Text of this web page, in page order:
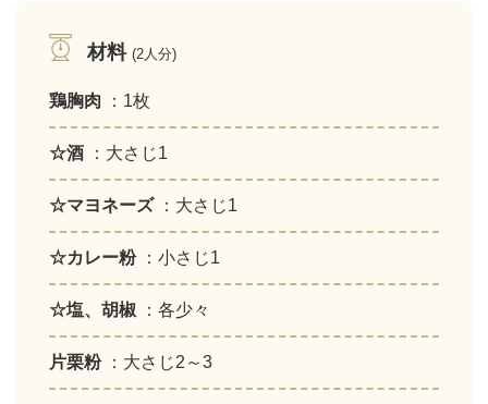
材料 (2人分)
鶏胸肉 ：1枚
☆酒 ：大さじ1
☆マヨネーズ ：大さじ1
☆カレー粉 ：小さじ1
☆塩、胡椒 ：各少々
片栗粉 ：大さじ2～3